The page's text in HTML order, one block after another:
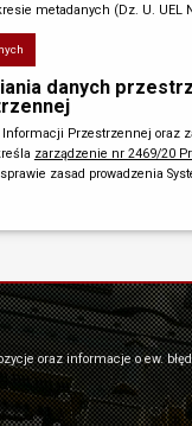
metadanych (Dz. U. UEL
danych
Informacji Przestrzennej oraz
zarządzenie nr 2469/20
zasad prowadzenia
oraz informacje o ew.